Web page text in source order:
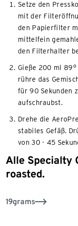
Setze den
mit der
den Papierfilter
mittelfein
den Filterhalter
Gieße 200 ml
rühre das
für 90 Sekunden
aufschraubst.
Drehe die
stabiles Gefäß.
von 30 - 45
Alle Specialty
roasted.
19grams
Ende der Auflistung